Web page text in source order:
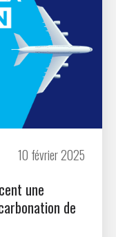
10 février 2025
une
de